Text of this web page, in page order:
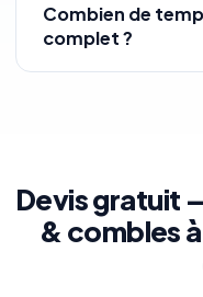
Combien de
complet ?
Devis gratuit
& combles